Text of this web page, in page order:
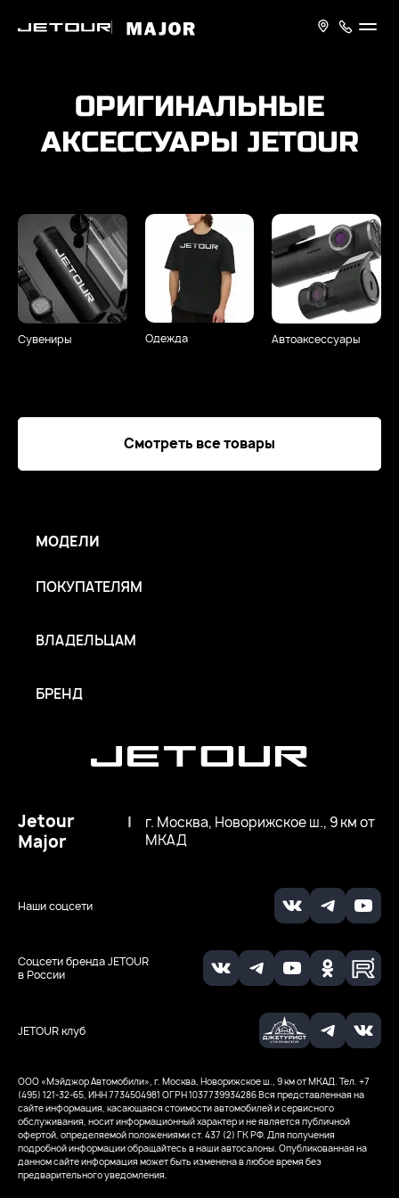
ОРИГИНАЛЬНЫЕ
АКСЕССУАРЫ JETOUR
Сувениры Одежда Авто­аксессуары
Смотреть все товары
JETOUR клуб
Соцсети бренда JETOUR
в России
Наши соцсети
Jetour
Major
|
г. Москва, Новорижское ш., 9 км от
МКАД
МОДЕЛИ
ПОКУПАТЕЛЯМ
ВЛАДЕЛЬЦАМ
БРЕНД
ООО «Мэйджор Автомобили», г. Москва, Новорижское ш., 9 км от МКАД. Тел. +7
(495) 121-32-65, ИНН 7734504981 ОГРН 1037739934286Вся представленная на
сайте информация, касающаяся стоимости автомобилей и сервисного
обслуживания, носит информационный характер и не является публичной
офертой, определяемой положениями ст. 437 (2) ГК РФ. Для получения
подробной информации обращайтесь в наши автосалоны. Опубликованная на
данном сайте информация может быть изменена в любое время без
предварительного уведомления.